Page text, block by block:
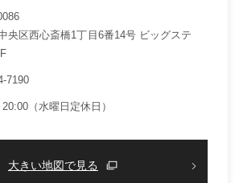
央区西心斎橋1丁目6番14号 ビッグステ
7190
（水曜日定休日）
大きい地図で見る